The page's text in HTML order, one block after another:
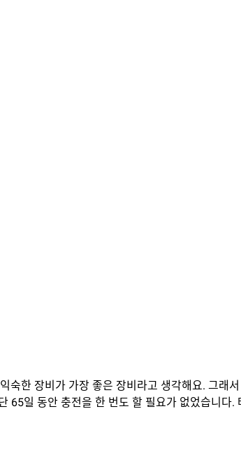
한 장비가 가장 좋은 장비라고 생각해요. 그래
65일 동안 충전을 한 번도 할 필요가 없었습니다.